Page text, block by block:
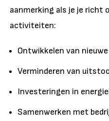
aanmerking als je je richt
activiteiten:
Ontwikkelen van
Verminderen van
Investeringen in
Samenwerken met